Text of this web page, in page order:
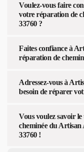
Voulez-vous faire
votre réparation de
33760 ?
Faites confiance à
réparation de
Adressez-vous à
besoin de réparer
Vous voulez savoir
cheminée du Artisan
33760 !